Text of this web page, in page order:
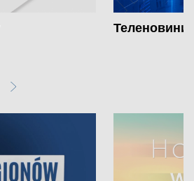
Теленовини